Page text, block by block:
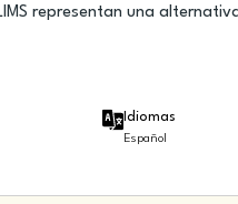
representan una
Idiomas
Español